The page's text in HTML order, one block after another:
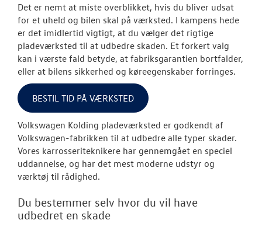
VÆRKSTED
SKADECENTER
NYHEDER
OM OS
Det er nemt at miste overblikket, hvis du bliver udsat
for et uheld og bilen skal på værksted. I kampens hede
er det imidlertid vigtigt, at du vælger det rigtige
pladeværksted til at udbedre skaden. Et forkert valg
kan i værste fald betyde, at fabriksgarantien bortfalder,
eller at bilens sikkerhed og køreegenskaber forringes.
BESTIL TID PÅ VÆRKSTED
Volkswagen Kolding pladeværksted er godkendt af
Volkswagen-fabrikken til at udbedre alle typer skader.
Vores karrosseriteknikere har gennemgået en speciel
uddannelse, og har det mest moderne udstyr og
værktøj til rådighed.
Du bestemmer selv hvor du vil have
udbedret en skade